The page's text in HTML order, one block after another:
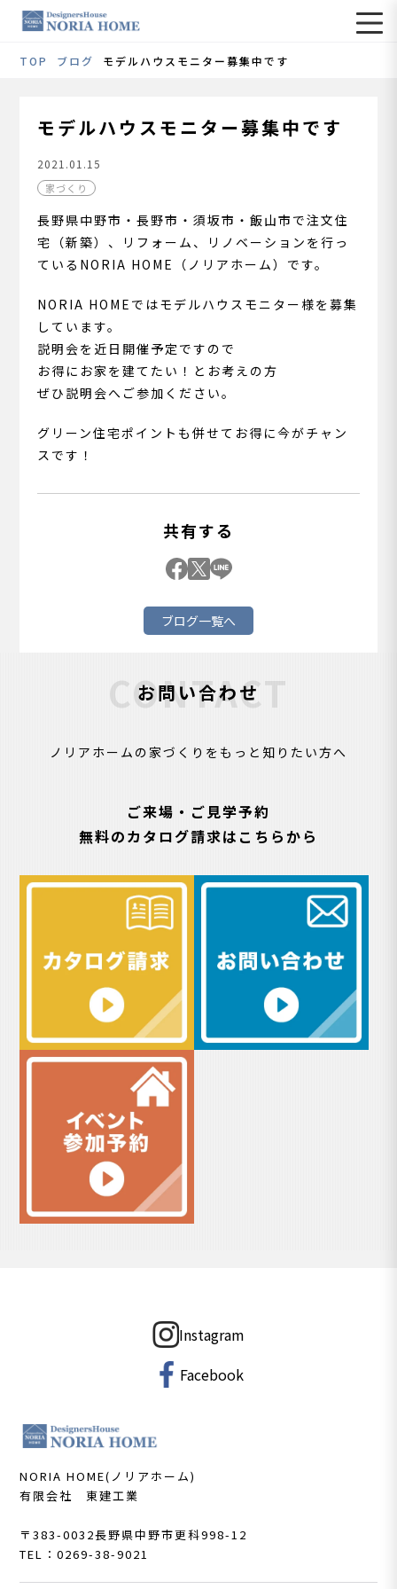
TOP ブログ モデルハウスモニター募集中です
モデルハウスモニター募集中です
2021.01.15
家づくり
長野県中野市・長野市・須坂市・飯山市で注文住
宅（新築）、リフォーム、リノベーションを行っ
ているNORIA HOME（ノリアホーム）です。
NORIA HOMEではモデルハウスモニター様を募集
しています。
説明会を近日開催予定ですので
お得にお家を建てたい！とお考えの方
ぜひ説明会へご参加ください。
グリーン住宅ポイントも併せてお得に今がチャン
スです！
共有する
ブログ一覧へ
お問い合わせ
CONTACT
ノリアホームの家づくりをもっと知りたい方へ
ご来場・ご見学予約
無料のカタログ請求はこちらから
Instagram
Facebook
NORIA HOME(ノリアホーム)
有限会社 東建工業
〒383-0032長野県中野市更科998-12
TEL：0269-38-9021